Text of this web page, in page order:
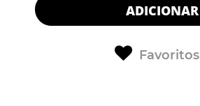
ADICIONAR
Favoritos